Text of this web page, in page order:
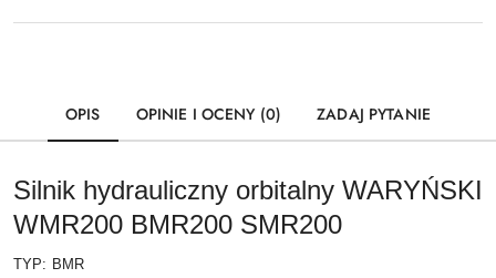
OPIS OPINIE I OCENY (0) ZADAJ PYTANIE
Silnik hydrauliczny orbitalny WARYŃSKI
WMR200 BMR200 SMR200
TYP: BMR